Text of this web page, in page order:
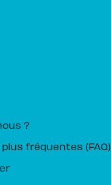
?
fréquentes (FAQ)